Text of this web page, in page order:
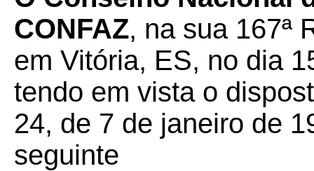
CONFAZ, na sua 167ª
em Vitória, ES, no dia
tendo em vista o
24, de 7 de janeiro de
seguinte